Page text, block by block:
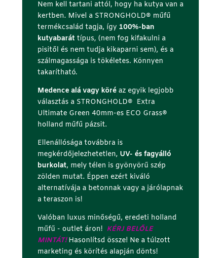
Nem kell tartani attól, hogy ha kutya van a
kertben. Mivel a STRONGHOLD® műfű
termékcsalád tagja, így 100%-ban
kutyabarát típus, (nem fog kifakulni a
pisitől és nem tudja kikaparni sem), és a
szálmagassága is tökéletes. Könnyen
takarítható.
Medence alá vagy köréaz egyik legjobb
választás a STRONGHOLD® Extra
Ultimate Green 40mm-es ECO Grass®
holland műfű pázsit.
Ellenállósága továbbra is
megkérdőjelezhetetlen, UV- és fagyálló
burkolat, mely télen is gyönyörű szép
zölden mutat. Éppen ezért kiváló
alternatívája a betonnak vagy a járólapnak
a teraszon is!
Valóban luxus minőségű, eredeti holland
műfű - outlet áron! KÉRJ BELŐLE
MINTÁT!Hasonlítsd össze! Ne a túlzott
marketing és körítés alapján dönts!